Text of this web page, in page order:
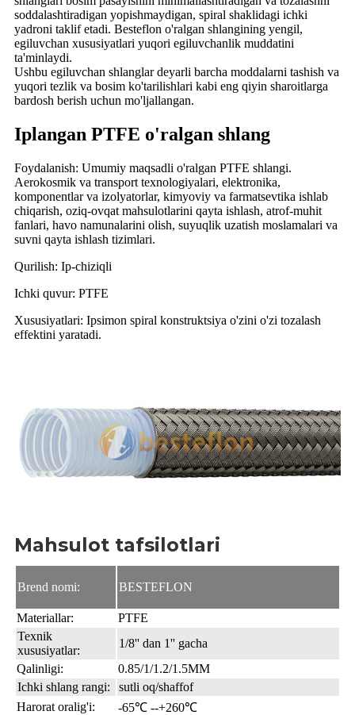
soddalashtiradigan yopishmaydigan, spiral shaklidagi ichki
yadroni taklif etadi. Besteflon o'ralgan shlangining yengil,
egiluvchan xususiyatlari yuqori egiluvchanlik muddatini
ta'minlaydi.
Ushbu egiluvchan shlanglar deyarli barcha moddalarni tashish va
yuqori tezlik va bosim ko'tarilishlari kabi eng qiyin sharoitlarga
bardosh berish uchun mo'ljallangan.
Iplangan PTFE o'ralgan shlang
Foydalanish: Umumiy maqsadli o'ralgan PTFE shlangi.
Aerokosmik va transport texnologiyalari, elektronika,
komponentlar va izolyatorlar, kimyoviy va farmatsevtika ishlab
chiqarish, oziq-ovqat mahsulotlarini qayta ishlash, atrof-muhit
fanlari, havo namunalarini olish, suyuqlik uzatish moslamalari va
suvni qayta ishlash tizimlari.
Qurilish: Ip-chiziqli
Ichki quvur: PTFE
Xususiyatlari: Ipsimon spiral konstruktsiya o'zini o'zi tozalash
effektini yaratadi.
Mahsulot tafsilotlari
Brend nomi: BESTEFLON
Materiallar:
PTFE
Texnik
xususiyatlar:
1/8'' dan 1'' gacha
Qalinligi:
0.85/1/1.2/1.5MM
Ichki shlang rangi:
sutli oq/shaffof
Harorat oralig'i:
-65℃ --+260℃